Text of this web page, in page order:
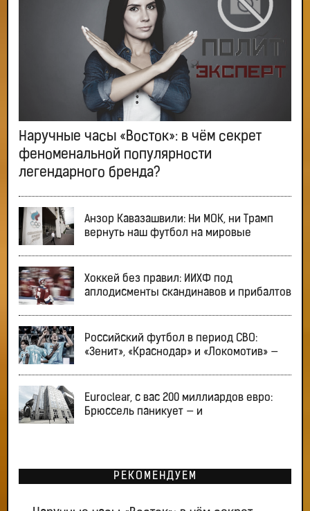
Наручные часы «Восток»: в чём секрет
феноменальной популярности
легендарного бренда?
Анзор Кавазашвили: Ни МОК, ни Трамп
вернуть наш футбол на мировые
Хоккей без правил: ИИХФ под
аплодисменты скандинавов и прибалтов
Российский футбол в период СВО:
«Зенит», «Краснодар» и «Локомотив» —
Euroclear, с вас 200 миллиардов евро:
Брюссель паникует — и
РЕКОМЕНДУЕМ